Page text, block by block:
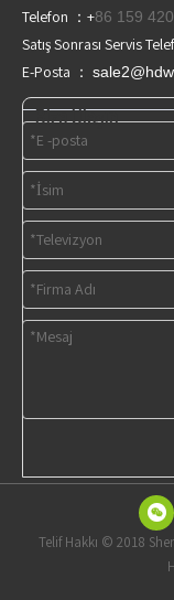
Telefon ：+86 159
Satış Sonrası Servis
E-Posta ：
Bize Ulaşın
Telif Hakkı © 2018